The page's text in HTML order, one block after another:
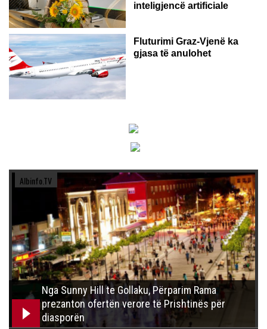
inteligjencë artificiale
Fluturimi Graz-Vjenë ka
gjasa të anulohet
Albinfo.TV
Nga Sunny Hill te Gollaku, Përparim Rama
prezanton ofertën verore të Prishtinës për
diasporën